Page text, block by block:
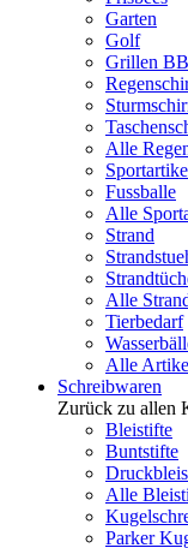
Garten
Golf
Grillen
Alle
Fussballe
Alle
Strand
Alle
Tierbedarf
Alle
Schreibwaren
Zurück zu allen
Bleistifte
Buntstifte
Alle
Parker